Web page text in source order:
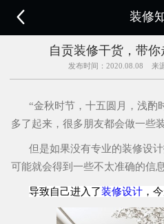
 装修
自贡装修干货，带
发布时间：2020.08.08 来
“金秋时节，十五圆月，浅酌
多了起来，很多朋友都会做一些
但是如果没有专业的装修设计
可能就会得到一些不太准确的信息
导致自己进入了装修设计 ，